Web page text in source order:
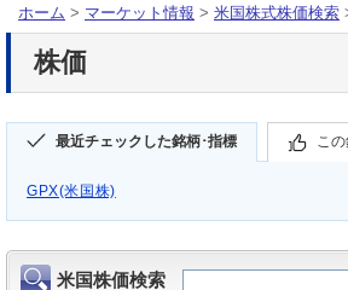
ホーム > マーケット情報 > 米国株式株価検索
株価
最近チェックした銘柄･指標 こ
GPX(米国株)